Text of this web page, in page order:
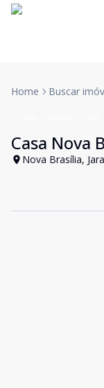
Home Buscar
Casa Nova
Nova Brasília,